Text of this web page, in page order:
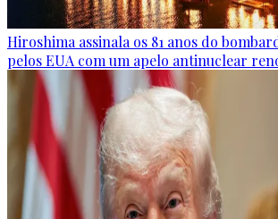
Hiroshima assinala os 81 anos do
pelos EUA com um apelo antinuclear